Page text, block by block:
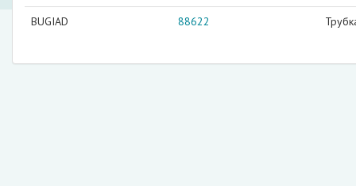
BUGIAD 88622